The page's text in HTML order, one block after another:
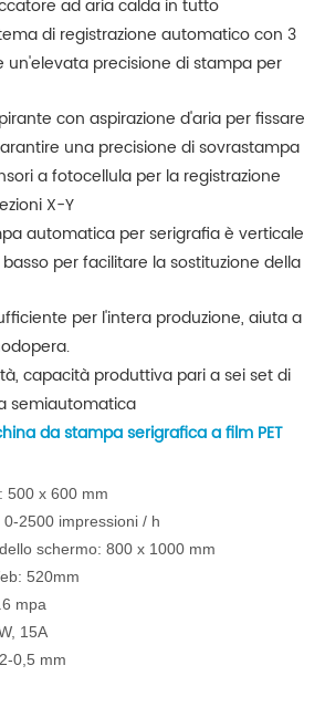
ad aria calda in tutto
di registrazione automatico con 3
un'elevata precisione di stampa per
con aspirazione d'aria per fissare
una precisione di sovrastampa
a fotocellula per la registrazione
X-Y
automatica per serigrafia è verticale
per facilitare la sostituzione della
per l'intera produzione, aiuta a
capacità produttiva pari a sei set di
semiautomatica
da stampa serigrafica a film PET
500 x 600 mm
2500 impressioni / h
schermo: 800 x 1000 mm
520mm
mpa
15A
0,5 mm